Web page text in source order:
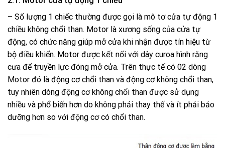
– Số lượng 1 chiếc thường được gọi là mô tơ cửa tự động 1
chiều không chổi than. Motor là xương sống của cửa tự
động, có chức năng giúp mở cửa khi nhận được tín hiệu từ
bộ điều khiển. Motor được kết nối với dây curoa hình răng
cưa để truyền lực đóng mở cửa. Trên thực tế có 02 dòng
Motor đó là động cơ chổi than và động cơ không chổi than,
tuy nhiên dòng động cơ không chổi than được sử dụng
nhiều và phổ biến hơn do không phải thay thế và ít phải bảo
dưỡng hơn so với động cơ có chổi than.